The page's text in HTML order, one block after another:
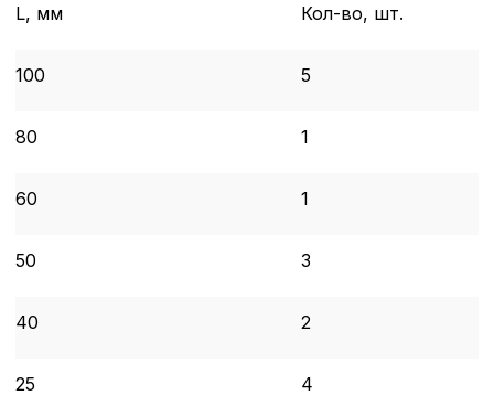
L, мм Кол-во, шт.
100 5
80 1
60 1
50 3
40 2
25 4